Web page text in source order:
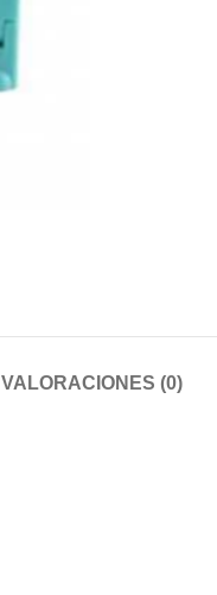
VALORACIONES (0)